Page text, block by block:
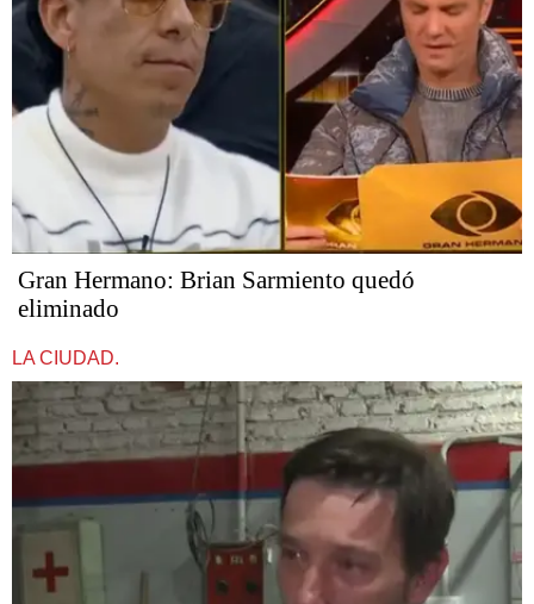
Gran Hermano: Brian Sarmiento quedó
eliminado
LA CIUDAD.